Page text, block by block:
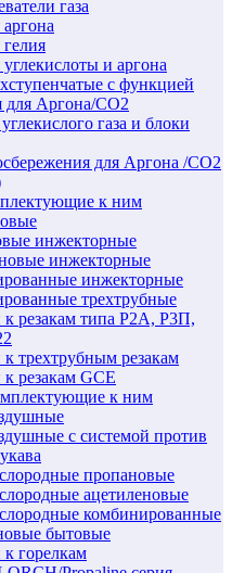
газа
и аргона
c функцией
для Аргона/СО2
газа и блоки
для Аргона /СО2
к ним
инжекторные
инжекторные
инжекторные
трехтрубные
к резакам типа Р2А, Р3П,
к трехтрубным резакам
резакам GCE
к ним
с системой против
пропановые
ацетиленовые
комбинированные
бытовые
к горелкам